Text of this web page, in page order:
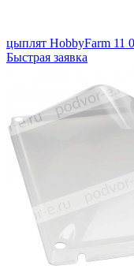
цыплят HobbyFarm 11
Быстрая заявка